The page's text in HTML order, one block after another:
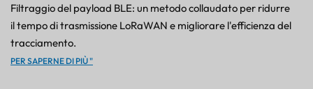
Filtraggio del payload BLE: un metodo collaudato per ridurre
il tempo di trasmissione LoRaWAN e migliorare l'efficienza del
tracciamento.
PER SAPERNE DI PIÙ "